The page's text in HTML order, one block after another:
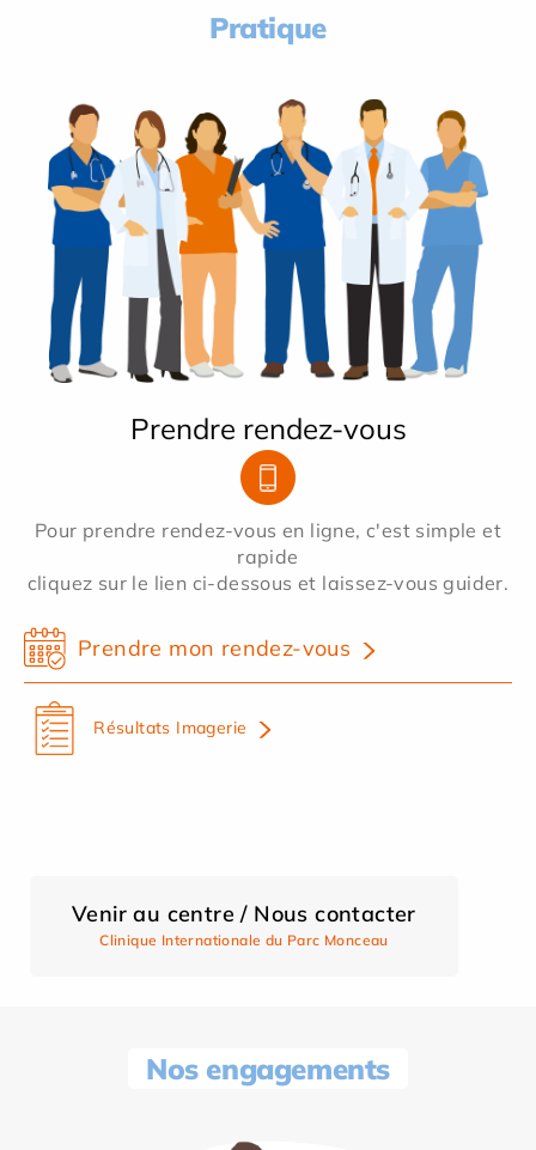
Pratique
Prendre rendez-vous
Pour prendre rendez-vous en ligne, c'est simple et
rapide
cliquez sur le lien ci-dessous et laissez-vous guider.
Prendre mon rendez-vous
Résultats Imagerie
Venir au centre / Nous contacter
Clinique Internationale du Parc Monceau
Nos engagements